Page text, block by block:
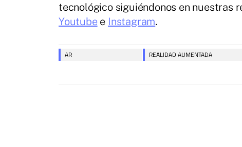
tecnológico siguiéndonos en nuestras
Youtubee Instagram.
AR REALIDAD AUMENTADA